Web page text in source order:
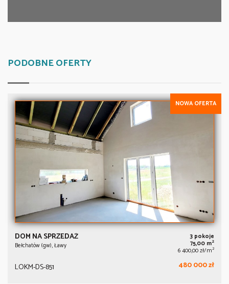
PODOBNE OFERTY
NOWA OFERTA
DOM NA SPRZEDAŻ
Bełchatów (gw), Ławy
3 pokoje
75,00 m2
6 400,00 zł/m2
LOKM-DS-851 480 000 zł